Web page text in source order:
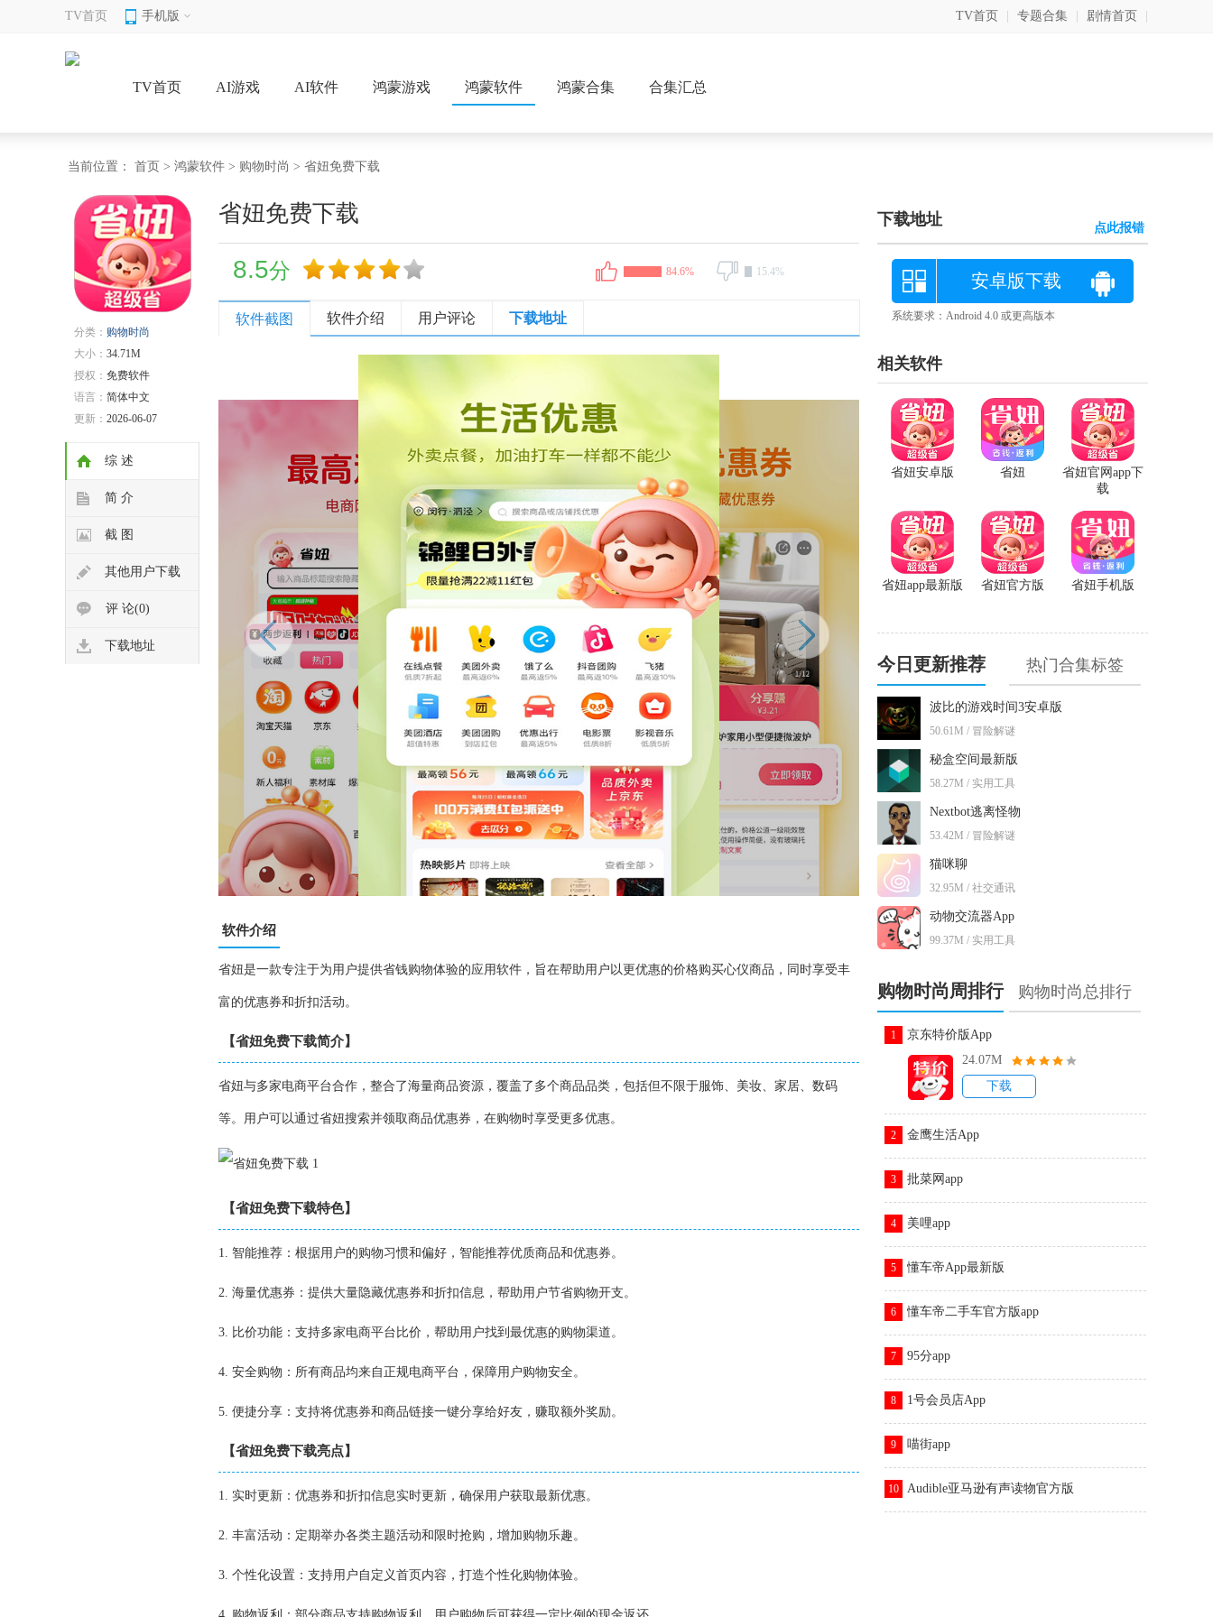
TV首页 手机版 TV首页 专题合集 剧情首页
TV首页 AI游戏 AI软件 鸿蒙游戏 鸿蒙软件 鸿蒙合集 合集汇总
当前位置： 首页 > 鸿蒙软件 > 购物时尚 > 省妞免费下载
分类： 购物时尚
大小： 34.71M
授权： 免费软件
语言： 简体中文
更新： 2026-06-07
综 述
简 介
截 图
其他用户下载
评 论(0)
下载地址
省妞免费下载
8.5分 84.6% 15.4%
软件截图 软件介绍 用户评论 下载地址
软件介绍
省妞是一款专注于为用户提供省钱购物体验的应用软件，旨在帮助用户以更优惠的价格购买心仪商品，同时享受丰
富的优惠券和折扣活动。
【省妞免费下载简介】
省妞与多家电商平台合作，整合了海量商品资源，覆盖了多个商品品类，包括但不限于服饰、美妆、家居、数码
等。用户可以通过省妞搜索并领取商品优惠券，在购物时享受更多优惠。
【省妞免费下载特色】
1. 智能推荐：根据用户的购物习惯和偏好，智能推荐优质商品和优惠券。
2. 海量优惠券：提供大量隐藏优惠券和折扣信息，帮助用户节省购物开支。
3. 比价功能：支持多家电商平台比价，帮助用户找到最优惠的购物渠道。
4. 安全购物：所有商品均来自正规电商平台，保障用户购物安全。
5. 便捷分享：支持将优惠券和商品链接一键分享给好友，赚取额外奖励。
【省妞免费下载亮点】
1. 实时更新：优惠券和折扣信息实时更新，确保用户获取最新优惠。
2. 丰富活动：定期举办各类主题活动和限时抢购，增加购物乐趣。
3. 个性化设置：支持用户自定义首页内容，打造个性化购物体验。
下载地址 点此报错
安卓版下载
系统要求：Android 4.0 或更高版本
相关软件
省妞官网app下
载
省妞
省妞安卓版
省妞手机版
省妞官方版
省妞app最新版
今日更新推荐 热门合集标签
波比的游戏时间3安卓版
50.61M / 冒险解谜
秘盒空间最新版
58.27M / 实用工具
Nextbot逃离怪物
53.42M / 冒险解谜
猫咪聊
32.95M / 社交通讯
动物交流器App
99.37M / 实用工具
购物时尚周排行 购物时尚总排行
1
京东特价版App
24.07M
下载
2 金鹰生活App
3 批菜网app
4 美哩app
5 懂车帝App最新版
6 懂车帝二手车官方版app
7 95分app
8 1号会员店App
9 喵街app
10 Audible亚马逊有声读物官方版